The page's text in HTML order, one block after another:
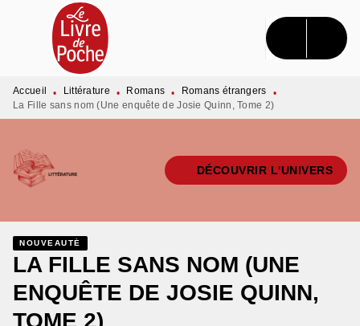
MENU RECHERCHE CONTENU
PIED DE PAGE
Accueil • Littérature • Romans • Romans étrangers
•
La Fille sans nom (Une enquête de Josie Quinn, Tome 2)
DÉCOUVRIR L'UNIVERS
NOUVEAUTÉ
LA FILLE SANS NOM (UNE
ENQUÊTE DE JOSIE QUINN,
TOME 2)